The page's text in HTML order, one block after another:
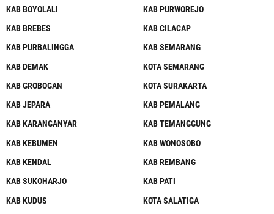
KAB BOYOLALI
KAB BREBES
KAB PURBALINGGA
KAB DEMAK
KAB GROBOGAN
KAB JEPARA
KAB KARANGANYAR
KAB KEBUMEN
KAB KENDAL
KAB SUKOHARJO
KAB KUDUS
KAB PURWOREJO
KAB CILACAP
KAB SEMARANG
KOTA SEMARANG
KOTA SURAKARTA
KAB PEMALANG
KAB TEMANGGUNG
KAB WONOSOBO
KAB REMBANG
KAB PATI
KOTA SALATIGA